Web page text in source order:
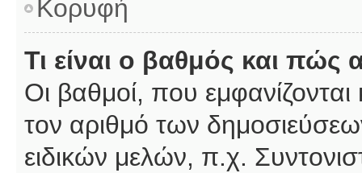
Κορυφή
Τι είναι ο βαθμός και
Οι βαθμοί, που
τον αριθμό των
ειδικών μελών, π.χ.